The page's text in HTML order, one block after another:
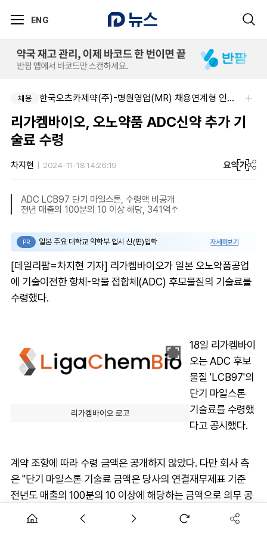
ENG
채용 부광약품-본사 사업개발 팀원&팀장 채용
채용 한국오츠카제약(주)-병원영업(MR) 채용연계형 인턴(신입사원) 모집 공고
리가켐바이오, 오노약품 ADC신약 추가 기
술료 수령
차지현 2024-11-18 14:26:19 요약가
ADC LCB97 단기 마일스톤, 수령액 비공개
전년 매출의 100분의 10 이상 해당, 341억↑
PR 일본 주요 대학교 약학부 입시 신(편)입학 자세히보기
[데일리팜=차지현 기자] 리가켐바이오가 일본 오노약품공업
에 기술이전한 항체-약물 접합체(ADC) 후모물질의 기술료를
수령했다.
리가켐바이오 로고
18일 리가켐바이
오는 ADC 후보
물질 'LCB97'의
단기 마일스톤
기술료를 수령했
다고 공시했다.
계약 조항에 따라 수령 금액은 공개하지 않았다. 다만 회사 측
은 "단기 마일스톤 기술료 금액은 당사의 연결재무제표 기준
전년도 매출의 100분의 10 이상에 해당하는 금액으로 의무 공
시에 해당한다"고 공시 사유를 설명했다.